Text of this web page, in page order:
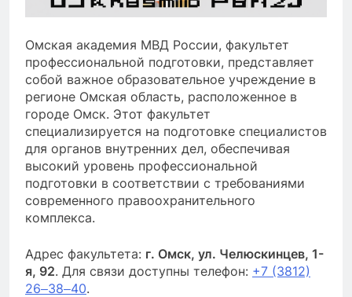
Омская академия МВД России, факультет
профессиональной подготовки, представляет
собой важное образовательное учреждение в
регионе Омская область, расположенное в
городе Омск. Этот факультет
специализируется на подготовке специалистов
для органов внутренних дел, обеспечивая
высокий уровень профессиональной
подготовки в соответствии с требованиями
современного правоохранительного
комплекса.
Адрес факультета: г. Омск, ул. Челюскинцев, 1-
я, 92. Для связи доступны телефон: +7 (3812)
26‒38‒40.